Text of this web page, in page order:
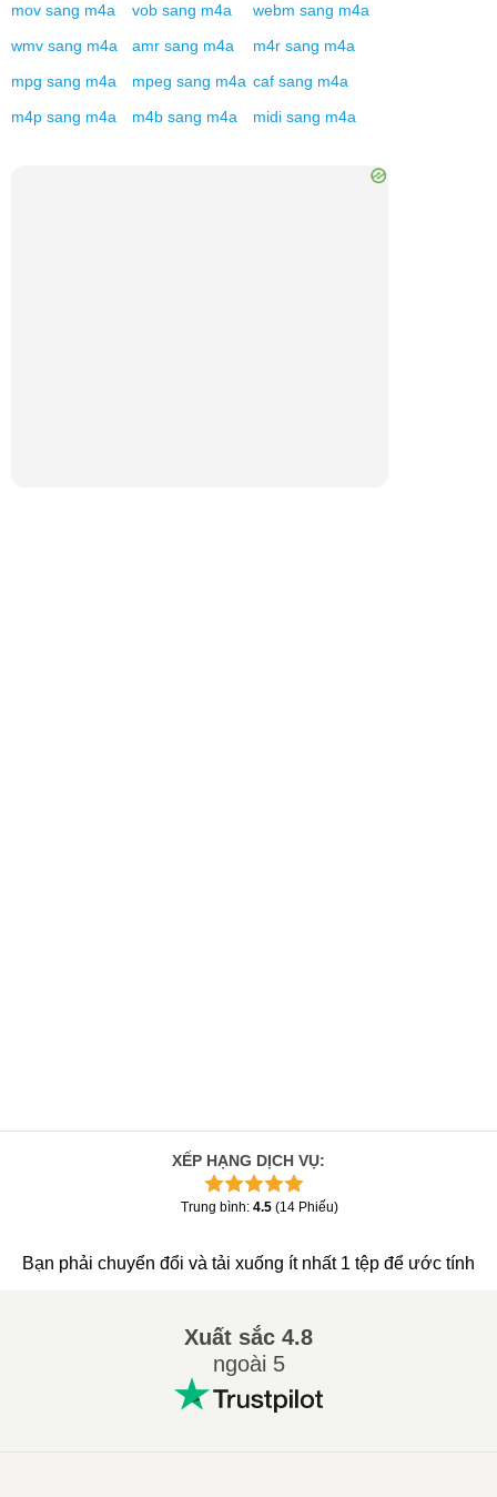
mov sang m4a vob sang m4a webm sang m4a
wmv sang m4a amr sang m4a m4r sang m4a
mpg sang m4a mpeg sang m4a caf sang m4a
m4p sang m4a m4b sang m4a midi sang m4a
XẾP HẠNG DỊCH VỤ:
Trung bình: 4.5 (14 Phiếu)
Bạn phải chuyển đổi và tải xuống ít nhất 1 tệp để ước tính
Xuất sắc 4.8
ngoài 5